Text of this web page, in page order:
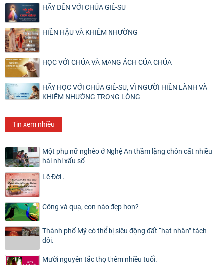
HÃY ĐẾN VỚI CHÚA GIÊ-SU
HIỀN HẬU VÀ KHIÊM NHƯỜNG
HỌC VỚI CHÚA VÀ MANG ÁCH CỦA CHÚA
HÃY HỌC VỚI CHÚA GIÊ-SU, VÌ NGƯỜI HIỀN LÀNH VÀ
KHIÊM NHƯỜNG TRONG LÒNG
Tin xem nhiều
Một phụ nữ nghèo ở Nghệ An thầm lặng chôn cất nhiều
hài nhi xấu số
Lẽ Đời .
Công và quạ, con nào đẹp hơn?
Thành phố Mỹ có thể bị siêu động đất “hạt nhân” tách
đôi.
Mười nguyên tắc thọ thêm nhiều tuổi.